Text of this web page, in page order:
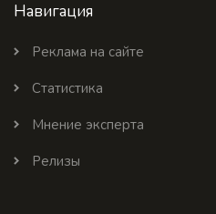
Навигация
Реклама на сайте
Статистика
Мнение эксперта
Релизы